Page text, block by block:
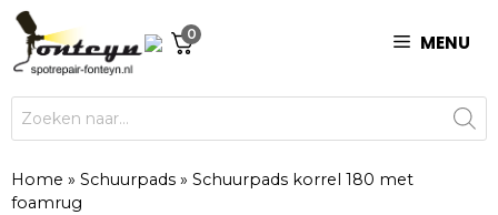
Ga
naar
de
inhoud
0 MENU
Producten
zoeken
Home » Schuurpads » Schuurpads korrel 180 met
foamrug